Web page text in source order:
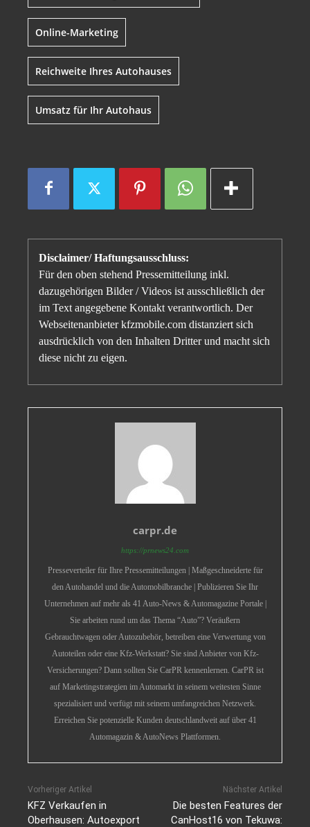
Online-Marketing
Reichweite Ihres Autohauses
Umsatz für Ihr Autohaus
Disclaimer/ Haftungsausschluss:
Für den oben stehend Pressemitteilung inkl.
dazugehörigen Bilder / Videos ist ausschließlich der
im Text angegebene Kontakt verantwortlich. Der
Webseitenanbieter kfzmobile.com distanziert sich
ausdrücklich von den Inhalten Dritter und macht sich
diese nicht zu eigen.
carpr.de
https://prnews24.com
Presseverteiler für Ihre Pressemitteilungen | Maßgeschneiderte für
den Autohandel und die Automobilbranche | Publizieren Sie Ihr
Unternehmen auf mehr als 41 Auto-News & Automagazine Portale |
Sie arbeiten rund um das Thema “Auto”? Veräußern
Gebrauchtwagen oder Autozubehör, betreiben eine Verwertung von
Autoteilen oder eine Kfz-Werkstatt? Sie sind Anbieter von Kfz-
Versicherungen? Dann sollten Sie CarPR kennenlernen. CarPR ist
auf Marketingstrategien im Automarkt in seinem weitesten Sinne
spezialisiert und verfügt mit seinem umfangreichen Netzwerk.
Erreichen Sie potenzielle Kunden deutschlandweit auf über 41
Automagazin & AutoNews Plattformen.
Vorheriger Artikel
KFZ Verkaufen in
Oberhausen: Autoexport
Nächster Artikel
Die besten Features der
CanHost16 von Tekuwa: